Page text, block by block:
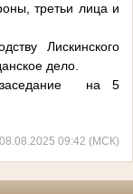
третьи лица и
Лискинского
дело.
заседание на 5
09:42 (МСК)